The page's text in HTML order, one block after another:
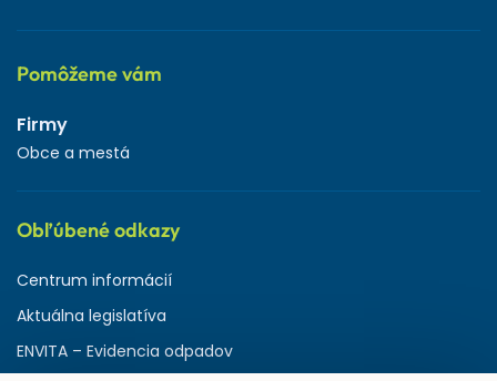
Pomôžeme vám
Firmy
Obce a mestá
Obľúbené odkazy
Centrum informácií
Aktuálna legislatíva
ENVITA – Evidencia odpadov